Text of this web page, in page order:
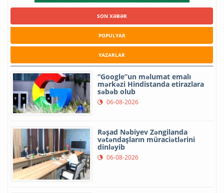
SON XƏBƏR
POPULYAR
YAZARLAR
“Google”un məlumat emalı
mərkəzi Hindistanda etirazlara
səbəb olub
06-08-2026
Rəşad Nəbiyev Zəngilanda
vətəndaşların müraciətlərini
dinləyib
06-08-2026